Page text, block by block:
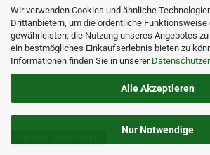
Wir verwenden Cookies und ähnliche
Drittanbietern, um die ordentliche Funktionsweise
gewährleisten, die Nutzung unseres Angebotes
ein bestmögliches Einkaufserlebnis bieten zu
Informationen finden Sie in unserer
Alle Akzeptieren
Nur Notwendige